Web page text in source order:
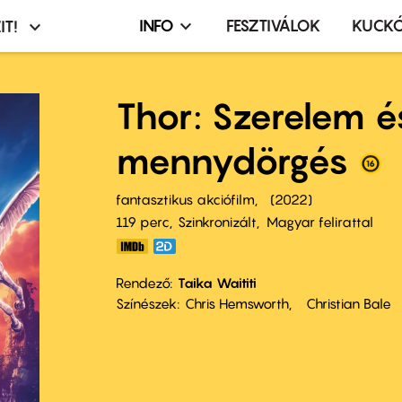
Infó,
terembérlés
menü
INFO FESZTIVÁLOK
Thor: Szerelem
mennydörgés
fantasztikus akciófilm
2022
119 perc,
Szinkronizált Magyar felirattal
Rendező Taika Waititi
Színészek
Chris Hemsworth Christian Bale